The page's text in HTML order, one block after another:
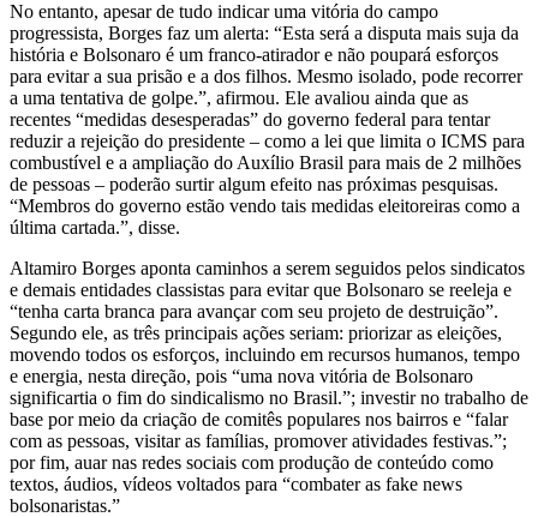
No entanto, apesar de tudo indicar uma vitória do campo
progressista, Borges faz um alerta: “Esta será a disputa mais suja da
história e Bolsonaro é um franco-atirador e não poupará esforços
para evitar a sua prisão e a dos filhos. Mesmo isolado, pode recorrer
a uma tentativa de golpe.”, afirmou. Ele avaliou ainda que as
recentes “medidas desesperadas” do governo federal para tentar
reduzir a rejeição do presidente – como a lei que limita o ICMS para
combustível e a ampliação do Auxílio Brasil para mais de 2 milhões
de pessoas – poderão surtir algum efeito nas próximas pesquisas.
“Membros do governo estão vendo tais medidas eleitoreiras como a
última cartada.”, disse.
Altamiro Borges aponta caminhos a serem seguidos pelos sindicatos
e demais entidades classistas para evitar que Bolsonaro se reeleja e
“tenha carta branca para avançar com seu projeto de destruição”.
Segundo ele, as três principais ações seriam: priorizar as eleições,
movendo todos os esforços, incluindo em recursos humanos, tempo
e energia, nesta direção, pois “uma nova vitória de Bolsonaro
significartia o fim do sindicalismo no Brasil.”; investir no trabalho de
base por meio da criação de comitês populares nos bairros e “falar
com as pessoas, visitar as famílias, promover atividades festivas.”;
por fim, auar nas redes sociais com produção de conteúdo como
textos, áudios, vídeos voltados para “combater as fake news
bolsonaristas.”